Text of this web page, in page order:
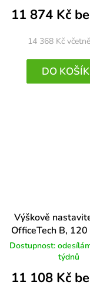
11 874 Kč
14 368 Kč
DO
Výškově
OfficeTech B, 120
šedá podnož,
Dostupnost:
týdnů
11 108 Kč